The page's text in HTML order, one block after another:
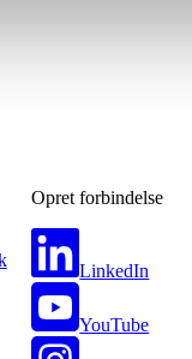
Opret forbindelse
LinkedIn
YouTube